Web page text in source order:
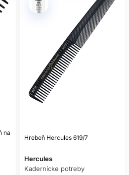
na
Hrebeň Hercules 619/7
Hercules
Kadernícke potreby